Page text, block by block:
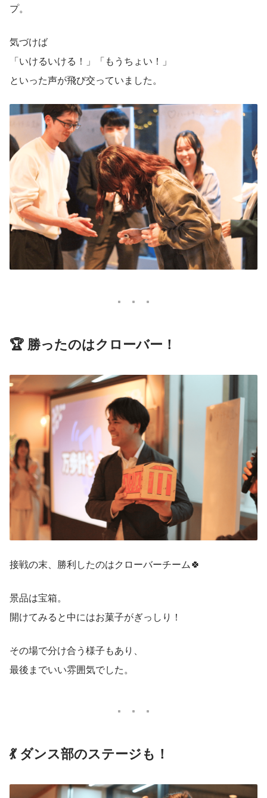
プ。
気づけば
「いけるいける！」「もうちょい！」
といった声が飛び交っていました。
🏆 勝ったのはクローバー！
接戦の末、勝利したのはクローバーチーム🍀
景品は宝箱。
開けてみると中にはお菓子がぎっしり！
その場で分け合う様子もあり、
最後までいい雰囲気でした。
💃 ダンス部のステージも！